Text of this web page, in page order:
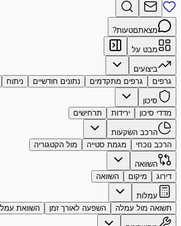
מצאתםטעות?
מבט על
ביצועים
גרפים
גרפים מתקדמים נתונים חודשיים ניתוח
סיכון
מדדי סיכון
ירידות תרחישים
הרכב השקעות
הרכב נוכחי
מגמת סטייה מול הקטגוריה
השוואה
דירוג
מיקום השוואה
עמלות
תשואה מול עמלה
השפעה לאורך זמן השוואת